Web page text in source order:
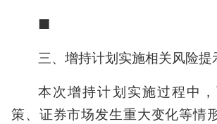
■
三、增持计划实施相关风险提
本次增持计划实施过程中
策、证券市场发生重大变化等情